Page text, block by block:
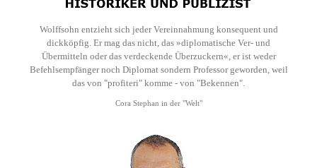
Wolffsohn entzieht sich jeder Vereinnahmung konsequent und
dickköpfig. Er mag das nicht, das »diplomatische Ver- und
Übermitteln oder das verdeckende Überzuckern«, er ist weder
Befehlsempfänger noch Diplomat sondern Professor geworden, weil
das von "profiteri" komme - von "Bekennen".
Cora Stephan in der "Welt"